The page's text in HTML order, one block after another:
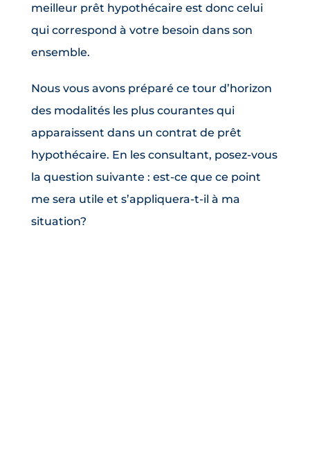
meilleur prêt hypothécaire est donc celui
qui correspond à votre besoin dans son
ensemble.
Nous vous avons préparé ce tour d’horizon
des modalités les plus courantes qui
apparaissent dans un contrat de prêt
hypothécaire. En les consultant, posez-vous
la question suivante : est-ce que ce point
me sera utile et s’appliquera-t-il à ma
situation?